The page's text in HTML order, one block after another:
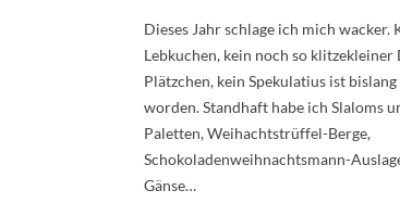
Dieses Jahr schlage ich mich wacker.
Lebkuchen, kein noch so
Plätzchen, kein Spekulatius ist
worden. Standhaft habe ich Slaloms
Paletten, Weihachtstrüffel-Berge,
Schokoladenweihnachtsmann-
Gänse…